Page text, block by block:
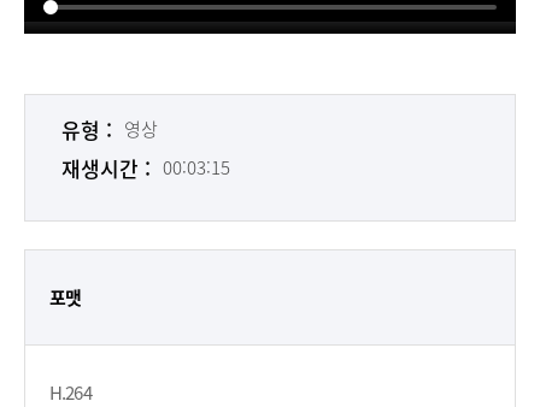
유형 : 영상
재생시간 : 00:03:15
포맷
H.264